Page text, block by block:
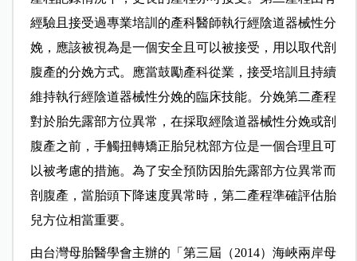
經驗且接受過專業培訓的產科醫師執行經陰道器械性分
娩，應該被視為是一個安全且可以被接受，用以取代剖
腹產的分娩方式。應當鼓勵產科從業，接受培訓且持續
維持執行經陰道器械性分娩的臨床技能。分娩第二產程
對於胎先露部方位異常，在採取經陰道器械性分娩或剖
腹產之前，手觸扭轉矯正胎兒枕部方位是一個合理且可
以被考慮的措施。為了安全預防因胎先露部方位異常而
剖腹產，當胎頭下降速度異常時，第二產程準確評估胎
兒方位相當重要。
由台灣母胎醫學會主辦的「第三屆（2014）海峽兩岸母